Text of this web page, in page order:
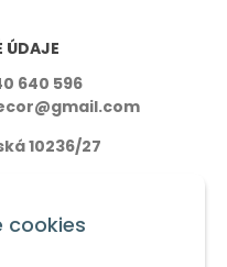
cookies
ÚDAJE
640 596
10236/27